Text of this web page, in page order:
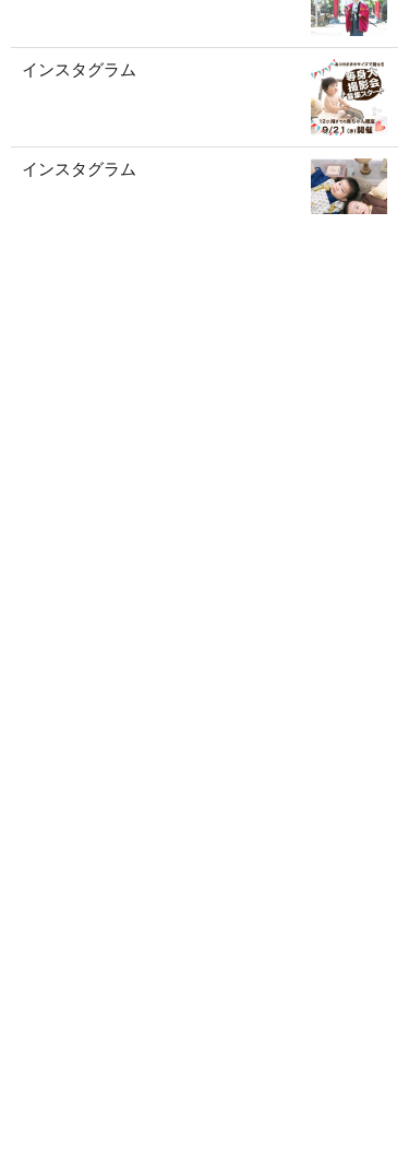
インスタグラム
インスタグラム